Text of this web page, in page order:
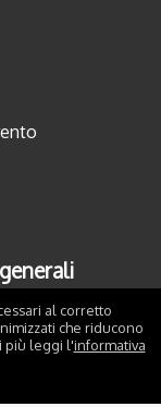
al corretto
che riducono
più leggi l'informativa